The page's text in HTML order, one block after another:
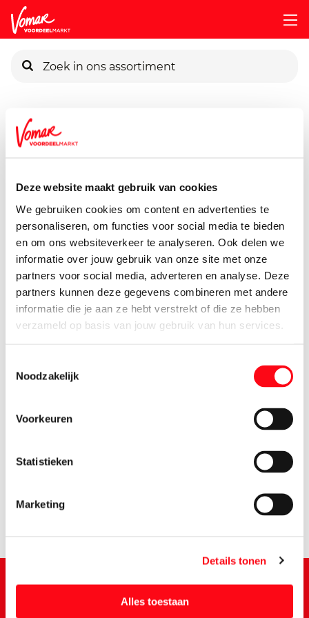
Deze website maakt gebruik van cookies
We gebruiken cookies om content en advertenties te
personaliseren, om functies voor social media te bieden
en om ons websiteverkeer te analyseren. Ook delen we
informatie over jouw gebruik van onze site met onze
partners voor social media, adverteren en analyse. Deze
partners kunnen deze gegevens combineren met andere
informatie die je aan ze hebt verstrekt of die ze hebben
verzameld op basis van jouw gebruik van hun services.
Noodzakelijk
Voorkeuren
Statistieken
Marketing
Details tonen
Alles toestaan
Pincode vergeten
Persoonlijk KIK-account
Assortiment
200 gram
2.15